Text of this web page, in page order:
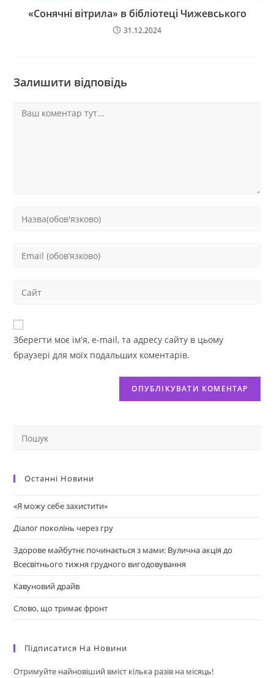
«Сонячні вітрила» в бібліотеці Чижевського
31.12.2024
Залишити відповідь
Зберегти моє ім'я, e-mail, та адресу сайту в цьому
браузері для моїх подальших коментарів.
Останні Новини
«Я можу себе захистити»
Діалог поколінь через гру
Здорове майбутнє починається з мами: Вулична акція до
Всесвітнього тижня грудного вигодовування
Кавуновий драйв
Слово, що тримає фронт
Підписатися На Новини
Отримуйте найновіший вміст кілька разів на місяць!